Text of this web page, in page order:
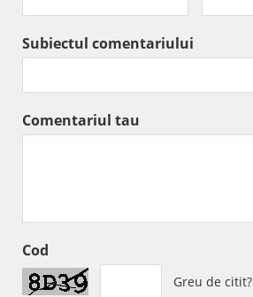
Subiectul comentariului
Comentariul tau
Cod
Greu de citit?